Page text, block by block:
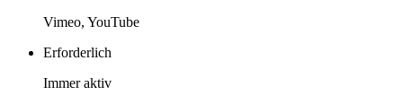
Vimeo, YouTube
Erforderlich
Immer aktiv